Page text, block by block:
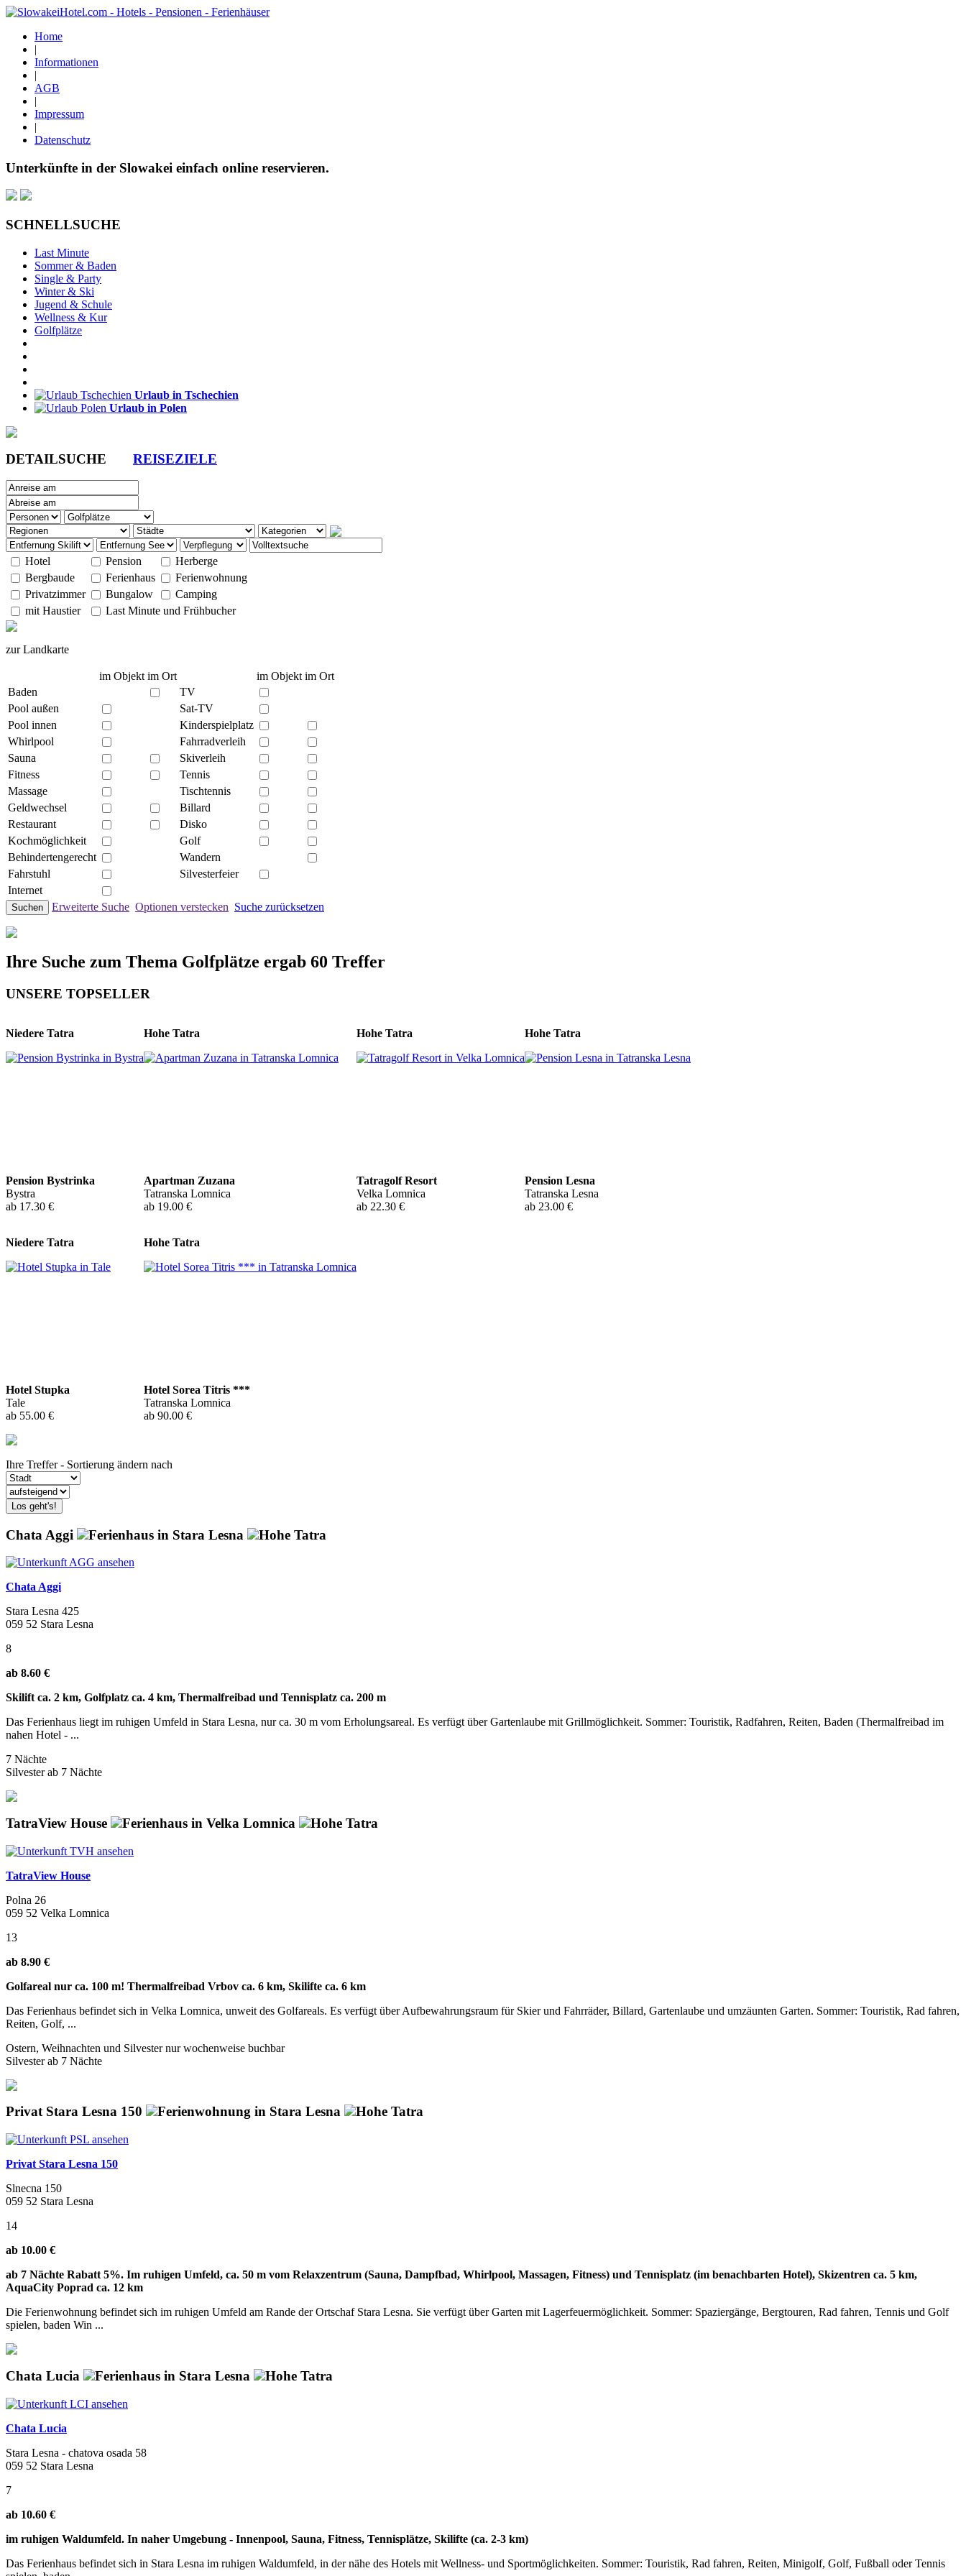
Home
|
Informationen
|
AGB
|
Impressum
|
Datenschutz
Unterkünfte in der Slowakei einfach online reservieren.
SCHNELLSUCHE
Last Minute
Sommer & Baden
Single & Party
Winter & Ski
Jugend & Schule
Wellness & Kur
Golfplätze
Urlaub in Tschechien
Urlaub in Polen
DETAILSUCHE REISEZIELE
Hotel Pension
Herberge
Bergbaude
Ferienhaus
Ferienwohnung
Privatzimmer
Bungalow
Camping
mit Haustier
Last Minute und Frühbucher
zur Landkarte
im Objekt im Ort im Objekt im Ort
Baden
TV
Pool außen
Sat-TV
Pool innen
Kinderspielplatz
Whirlpool
Fahrradverleih
Sauna
Skiverleih
Fitness
Tennis
Massage
Tischtennis
Geldwechsel
Billard
Restaurant
Disko
Kochmöglichkeit
Golf
Behindertengerecht
Wandern
Fahrstuhl
Silvesterfeier
Internet
Suchen Erweiterte Suche Optionen verstecken Suche zurücksetzen
Ihre Suche zum Thema Golfplätze ergab 60 Treffer
UNSERE TOPSELLER
Niedere Tatra
Pension Bystrinka
Bystra
ab 17.30 €
Hohe Tatra
Apartman Zuzana
Tatranska Lomnica
ab 19.00 €
Hohe Tatra
Tatragolf Resort
Velka Lomnica
ab 22.30 €
Hohe Tatra
Pension Lesna
Tatranska Lesna
ab 23.00 €
Niedere Tatra
Hotel Stupka
Tale
ab 55.00 €
Hohe Tatra
Hotel Sorea Titris ***
Tatranska Lomnica
ab 90.00 €
Ihre Treffer - Sortierung ändern nach
Los geht's!
Chata Aggi Ferienhaus in Stara Lesna Hohe Tatra
Chata Aggi
Stara Lesna 425
059 52 Stara Lesna
8
ab 8.60 €
Skilift ca. 2 km, Golfplatz ca. 4 km, Thermalfreibad und Tennisplatz ca. 200 m
Das Ferienhaus liegt im ruhigen Umfeld in Stara Lesna, nur ca. 30 m vom Erholungsareal. Es verfügt über Gartenlaube mit Grillmöglichkeit. Sommer: Touristik, Radfahren, Reiten, Baden (Thermalfreibad im
nahen Hotel - ...
7 Nächte
Silvester ab 7 Nächte
TatraView House Ferienhaus in Velka Lomnica Hohe Tatra
TatraView House
Polna 26
059 52 Velka Lomnica
13
ab 8.90 €
Golfareal nur ca. 100 m! Thermalfreibad Vrbov ca. 6 km, Skilifte ca. 6 km
Das Ferienhaus befindet sich in Velka Lomnica, unweit des Golfareals. Es verfügt über Aufbewahrungsraum für Skier und Fahrräder, Billard, Gartenlaube und umzäunten Garten. Sommer: Touristik, Rad fahren,
Reiten, Golf, ...
Ostern, Weihnachten und Silvester nur wochenweise buchbar
Silvester ab 7 Nächte
Privat Stara Lesna 150 Ferienwohnung in Stara Lesna Hohe Tatra
Privat Stara Lesna 150
Slnecna 150
059 52 Stara Lesna
14
ab 10.00 €
ab 7 Nächte Rabatt 5%. Im ruhigen Umfeld, ca. 50 m vom Relaxzentrum (Sauna, Dampfbad, Whirlpool, Massagen, Fitness) und Tennisplatz (im benachbarten Hotel), Skizentren ca. 5 km,
AquaCity Poprad ca. 12 km
Die Ferienwohnung befindet sich im ruhigen Umfeld am Rande der Ortschaf Stara Lesna. Sie verfügt über Garten mit Lagerfeuermöglichkeit. Sommer: Spaziergänge, Bergtouren, Rad fahren, Tennis und Golf
spielen, baden Win ...
Chata Lucia Ferienhaus in Stara Lesna Hohe Tatra
Chata Lucia
Stara Lesna - chatova osada 58
059 52 Stara Lesna
7
ab 10.60 €
im ruhigen Waldumfeld. In naher Umgebung - Innenpool, Sauna, Fitness, Tennisplätze, Skilifte (ca. 2-3 km)
Das Ferienhaus befindet sich in Stara Lesna im ruhigen Waldumfeld, in der nähe des Hotels mit Wellness- und Sportmöglichkeiten. Sommer: Touristik, Rad fahren, Reiten, Minigolf, Golf, Fußball oder Tennis